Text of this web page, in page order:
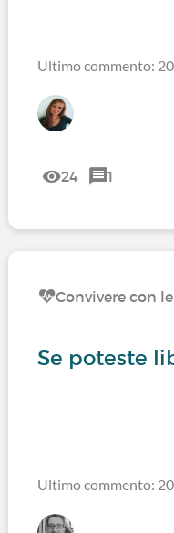
Ultimo commento:
24 1
Convivere con
Se poteste
Ultimo commento: